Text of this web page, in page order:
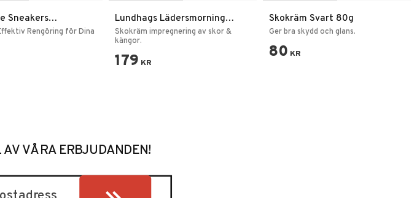
Sneakers
Rengöring för Dina
Lundhags Lädersmorning
Skovård Naturligt fett
Skokräm impregnering av skor &
kängor.
179 KR
Skokräm Svart 80g
Ger bra skydd och glans.
80 KR
AV VÅRA ERBJUDANDEN!